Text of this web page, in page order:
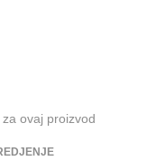
ovaj proizvod